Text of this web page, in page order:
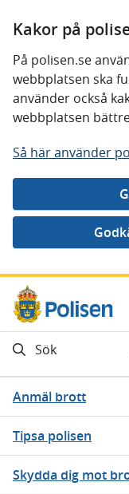
Kakor på
På polisen.se
webbplatsen ska
använder också
webbplatsen
Så här använder
Gå direkt till innehåll
Sök
Anmäl brott
Tipsa polisen
Skydda dig mot